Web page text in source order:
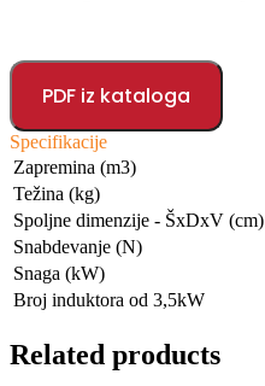
PDF iz kataloga
Specifikacije
Zapremina (m3)
Težina (kg)
Spoljne dimenzije - ŠxDxV (cm)
Snabdevanje (N)
Snaga (kW)
Broj induktora od 3,5kW
Related products